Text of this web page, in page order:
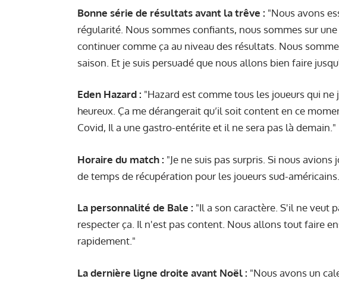
Bonne série de résultats avant la trêve : "Nous avons
régularité. Nous sommes confiants, nous sommes sur
continuer comme ça au niveau des résultats. Nous
saison. Et je suis persuadé que nous allons bien faire
Eden Hazard : "Hazard est comme tous les joueurs qui
heureux. Ça me dérangerait qu’il soit content en ce
Covid, Il a une gastro-entérite et il ne sera pas là demain."
Horaire du match : "Je ne suis pas surpris. Si nous
de temps de récupération pour les joueurs sud-
La personnalité de Bale : "Il a son caractère. S'il ne veut
respecter ça. Il n'est pas content. Nous allons tout faire
rapidement."
La dernière ligne droite avant Noël : "Nous avons un